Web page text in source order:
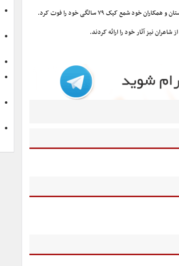
کیک ۷۹ سالگی خود را فوت کرد.
نیز آثار خود را ارائه کردند.